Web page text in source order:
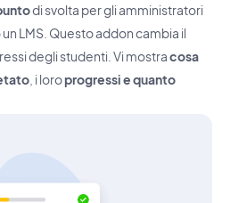
di svolta per gli amministratori
LMS. Questo addon cambia il
degli studenti. Vi mostracosa
, i loroprogressi e quanto